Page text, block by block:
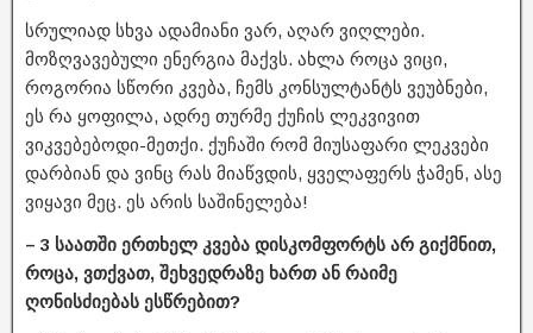
სრულიად სხვა ადამიანი ვარ, აღარ ვიღლები.
მოზღვავებული ენერგია მაქვს. ახლა როცა ვიცი,
როგორია სწორი კვება, ჩემს კონსულტანტს ვეუბნები,
ეს რა ყოფილა, ადრე თურმე ქუჩის ლეკვივით
ვიკვებებოდი-მეთქი. ქუჩაში რომ მიუსაფარი ლეკვები
დარბიან და ვინც რას მიაწვდის, ყველაფერს ჭამენ, ასე
ვიყავი მეც. ეს არის საშინელება!
– 3 საათში ერთხელ კვება დისკომფორტს არ გიქმნით,
როცა, ვთქვათ, შეხვედრაზე ხართ ან რაიმე
ღონისძიებას ესწრებით?